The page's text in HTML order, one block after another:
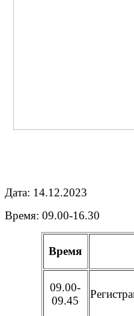
Дата: 14.12.2023
Время: 09.00-16.30
Время
09.00-
09.45